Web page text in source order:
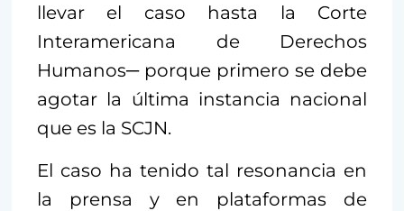
llevar el caso hasta la Corte
Interamericana de Derechos
Humanos─ porque primero se debe
agotar la última instancia nacional
que es la SCJN.
El caso ha tenido tal resonancia en
la prensa y en plataformas de